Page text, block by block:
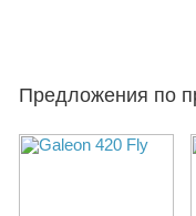
Предложения по